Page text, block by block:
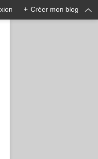
+ Créer mon blog